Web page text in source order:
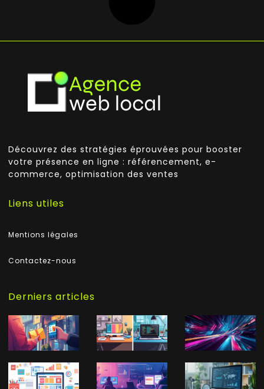
Découvrez des stratégies éprouvées pour booster
votre présence en ligne : référencement, e-
commerce, optimisation des ventes
Liens utiles
Mentions légales
Contactez-nous
Derniers articles